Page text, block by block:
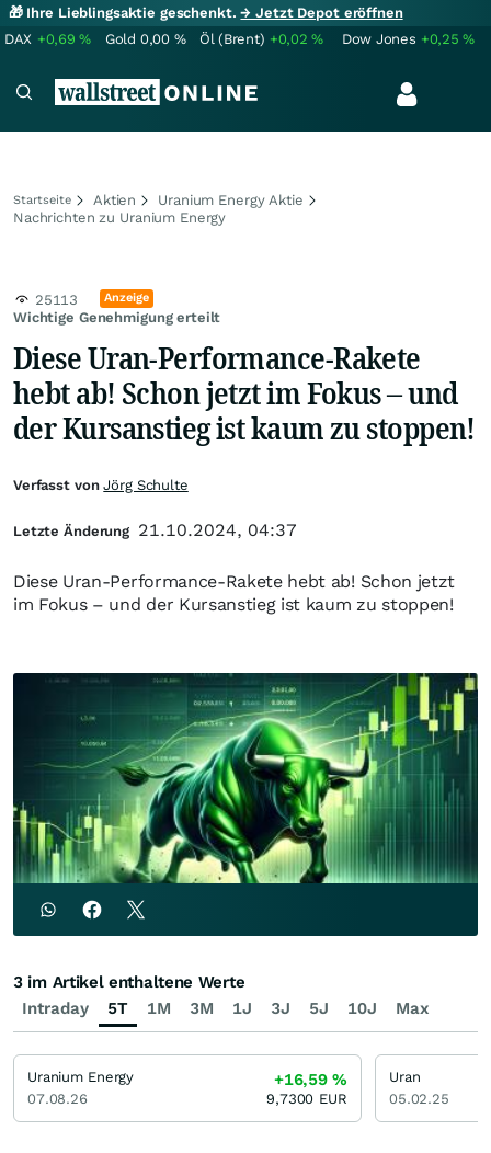
🎁 Ihre Lieblingsaktie geschenkt.→ Jetzt Depot eröffnen
DAX +0,69% Gold 0,00 % Öl (Brent) +0,02% Dow Jones +0,25%
Startseite Aktien
Uranium Energy Aktie
Nachrichten zu Uranium Energy
Wichtige Genehmigung erteilt
25113 Anzeige
Diese Uran-Performance-Rakete
hebt ab! Schon jetzt im Fokus – und
der Kursanstieg ist kaum zu stoppen!
Diese Uran-Performance-Rakete hebt ab! Schon jetzt
im Fokus – und der Kursanstieg ist kaum zu stoppen!
Verfasst vonJörg Schulte
Letzte Änderung 21.10.2024, 04:37
Intraday 5T 1M 3M 1J 3J 5J 10J Max
3 im Artikel enthaltene Werte
Uranium Energy
07.08.26
+16,59%
9,7300 EUR
Uran
05.02.25